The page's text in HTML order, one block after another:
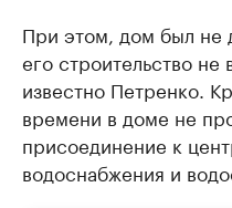
При этом, дом был не
его строительство
известно Петренко.
времени в доме не
присоединение к
водоснабжения и